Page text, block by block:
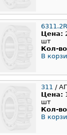
Цена:
шт
Кол-
В
311 /
Цена:
шт
Кол-
В